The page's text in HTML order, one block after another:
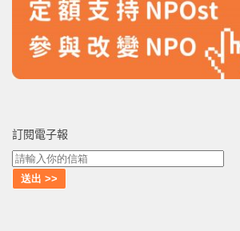
訂閱電子報